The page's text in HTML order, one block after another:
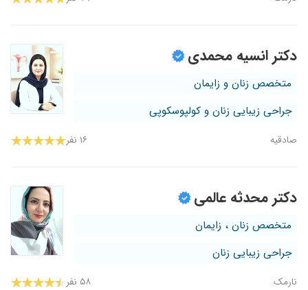
دکتر انسیه محمدی
متخصص زنان و زایمان
جراحی زیبایی زنان و کولپوسکوپی
صادقیه ۱۶ نفر
دکتر محدثه عالمی
متخصص زنان ، زایمان
جراحی زیبایی زنان
نارمک ۵۸ نفر